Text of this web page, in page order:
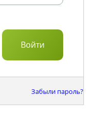
Забыли пароль?